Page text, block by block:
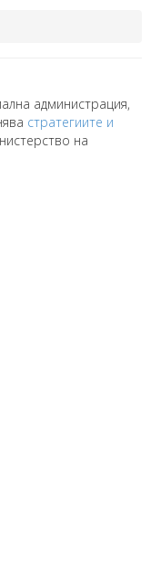
администрация,
стратегиите и
на